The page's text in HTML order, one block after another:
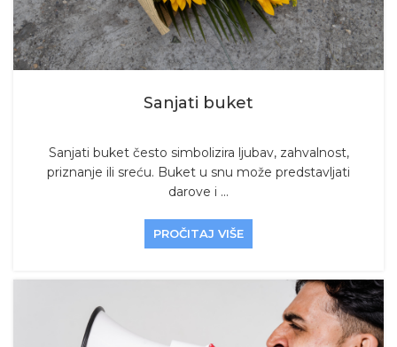
Sanjati buket
Sanjati buket često simbolizira ljubav, zahvalnost,
priznanje ili sreću. Buket u snu može predstavljati
darove i ...
PROČITAJ VIŠE